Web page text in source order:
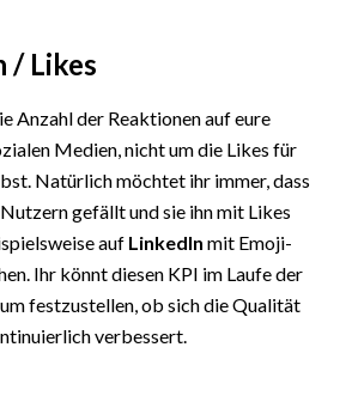
/ Likes
Anzahl der Reaktionen auf eure
Medien, nicht um die Likes für
Natürlich möchtet ihr immer, dass
gefällt und sie ihn mit Likes
auf LinkedIn mit Emoji-
Ihr könnt diesen KPI im Laufe der
festzustellen, ob sich die Qualität
verbessert.